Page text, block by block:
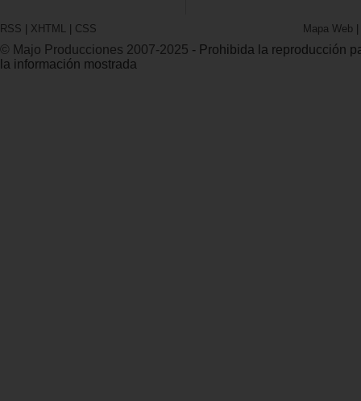
RSS XHTML CSS Mapa Web
© Majo Producciones 2007-2025 - Prohibida la reproducción
la información mostrada